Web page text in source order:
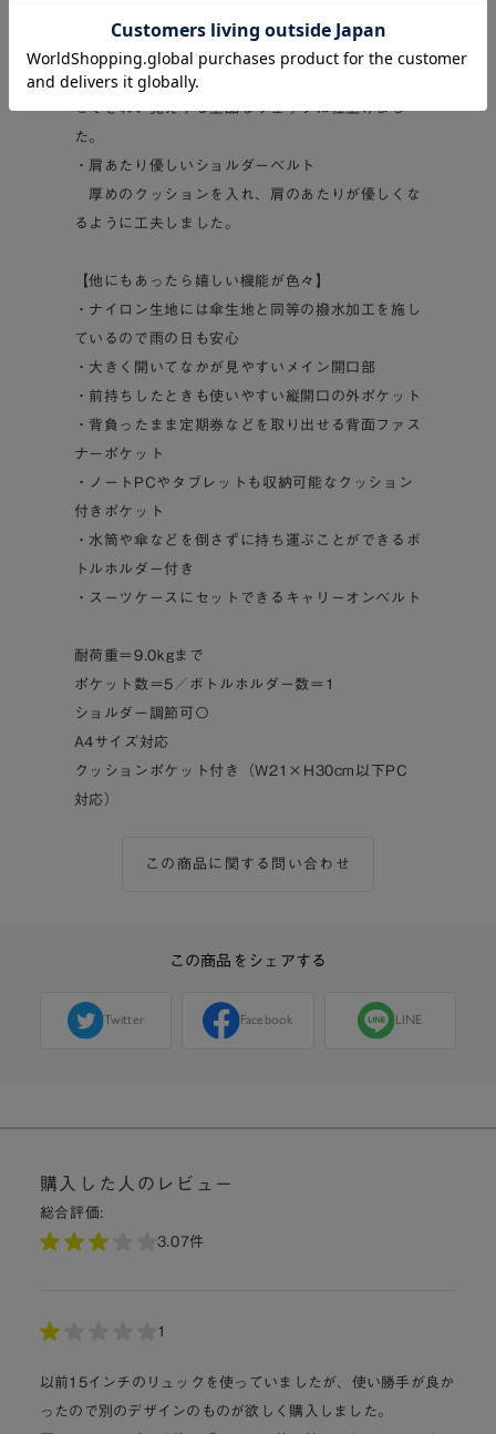
・きれい見えするデザイン
程よい艶のあるナイロン生地に、高級感のあるフ
ェイクレザーと、ゴールドのファスナーを組み合わ
せてきれい見えする上品なリュックに仕上げまし
た。
・肩あたり優しいショルダーベルト
厚めのクッションを入れ、肩のあたりが優しくな
るように工夫しました。
【他にもあったら嬉しい機能が色々】
・ナイロン生地には傘生地と同等の撥水加工を施し
ているので雨の日も安心
・大きく開いてなかが見やすいメイン開口部
・前持ちしたときも使いやすい縦開口の外ポケット
・背負ったまま定期券などを取り出せる背面ファス
ナーポケット
・ノートPCやタブレットも収納可能なクッション
付きポケット
・水筒や傘などを倒さずに持ち運ぶことができるボ
トルホルダー付き
・スーツケースにセットできるキャリーオンベルト
耐荷重＝9.0kgまで
ポケット数＝5／ボトルホルダー数＝1
ショルダー調節可〇
A4サイズ対応
クッションポケット付き（W21×H30cm以下PC
対応）
この商品に関する問い合わせ
この商品をシェアする
Twitter Facebook LINE
購入した人のレビュー
総合評価:
3.07件
1
以前15インチのリュックを使っていましたが、使い勝手が良か
ったので別のデザインのものが欲しく購入しました。